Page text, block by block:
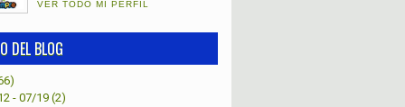
VER TODO MI PERFIL
DEL BLOG
- 07/19 (2)